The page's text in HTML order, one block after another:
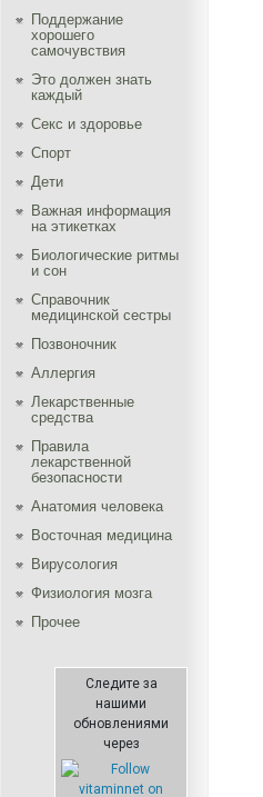
Поддержание
хорошего
самочувствия
Это должен знать
каждый
Секс и здоровье
Спорт
Дети
Важная информация
на этикетках
Биологические ритмы
и сон
Справочник
медицинской сестры
Позвоночник
Аллергия
Лекарственные
средства
Правила
лекарственной
безопасности
Aнатомия человека
Восточная медицина
Вирусология
Физиология мозга
Прочее
Следите за
нашими
обновлениями
через